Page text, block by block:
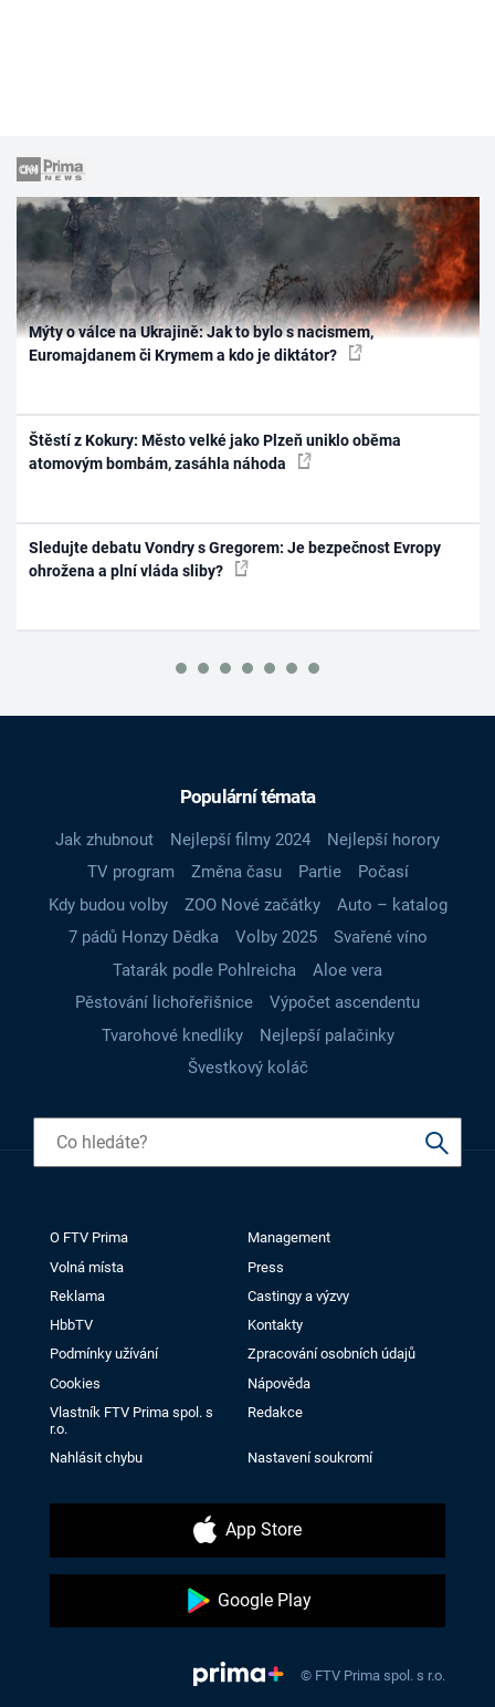
Mýty o válce na Ukrajině: Jak to bylo s nacismem,
Euromajdanem či Krymem a kdo je diktátor?
Štěstí z Kokury: Město velké jako Plzeň uniklo oběma
atomovým bombám, zasáhla náhoda
Sledujte debatu Vondry s Gregorem: Je bezpečnost Evropy
ohrožena a plní vláda sliby?
Populární témata
Jak zhubnout Nejlepší filmy 2024
Nejlepší horory
TV program
Změna času Partie
Počasí
Kdy budou volby
ZOO Nové začátky
Auto – katalog
7 pádů Honzy Dědka
Volby 2025
Svařené víno
Tatarák podle Pohlreicha
Aloe vera
Pěstování lichořeřišnice
Výpočet ascendentu
Tvarohové knedlíky
Nejlepší palačinky
Švestkový koláč
O FTV Prima
Management
Volná místa
Press
Reklama
Castingy a výzvy
HbbTV
Kontakty
Podmínky užívání
Zpracování osobních údajů
Cookies
Nápověda
Vlastník FTV Prima spol. s
r.o.
Redakce
Nahlásit chybu Nastavení soukromí
App Store
Google Play
© FTV Prima spol. s r.o.